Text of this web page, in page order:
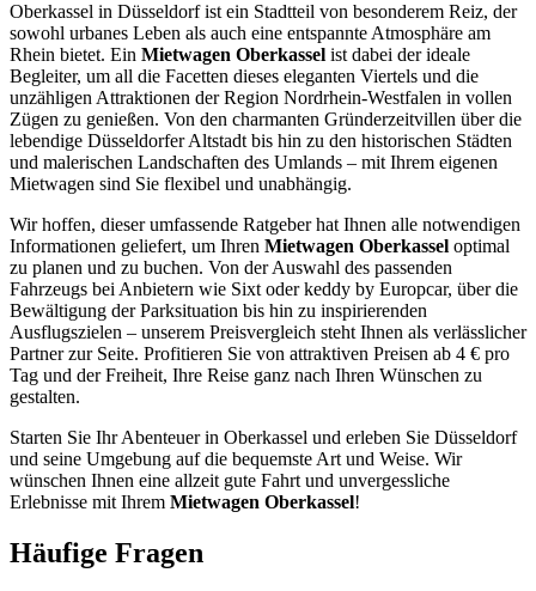
Oberkassel in Düsseldorf ist ein Stadtteil von besonderem Reiz, der
sowohl urbanes Leben als auch eine entspannte Atmosphäre am
Rhein bietet. Ein Mietwagen Oberkassel ist dabei der ideale
Begleiter, um all die Facetten dieses eleganten Viertels und die
unzähligen Attraktionen der Region Nordrhein-Westfalen in vollen
Zügen zu genießen. Von den charmanten Gründerzeitvillen über die
lebendige Düsseldorfer Altstadt bis hin zu den historischen Städten
und malerischen Landschaften des Umlands – mit Ihrem eigenen
Mietwagen sind Sie flexibel und unabhängig.
Wir hoffen, dieser umfassende Ratgeber hat Ihnen alle notwendigen
Informationen geliefert, um Ihren Mietwagen Oberkassel optimal
zu planen und zu buchen. Von der Auswahl des passenden
Fahrzeugs bei Anbietern wie Sixt oder keddy by Europcar, über die
Bewältigung der Parksituation bis hin zu inspirierenden
Ausflugszielen – unserem Preisvergleich steht Ihnen als verlässlicher
Partner zur Seite. Profitieren Sie von attraktiven Preisen ab 4 € pro
Tag und der Freiheit, Ihre Reise ganz nach Ihren Wünschen zu
gestalten.
Starten Sie Ihr Abenteuer in Oberkassel und erleben Sie Düsseldorf
und seine Umgebung auf die bequemste Art und Weise. Wir
wünschen Ihnen eine allzeit gute Fahrt und unvergessliche
Erlebnisse mit Ihrem Mietwagen Oberkassel!
Häufige Fragen